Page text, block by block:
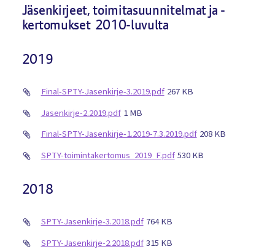
Jäsenkirjeet, toimitasuunnitelmat ja -
kertomukset 2010-luvulta
2019
Final-SPTY-Jasenkirje-3.2019.pdf 267 KB
Jasenkirje-2.2019.pdf 1 MB
Final-SPTY-Jasenkirje-1.2019-7.3.2019.pdf 208 KB
SPTY-toimintakertomus_2019_F.pdf 530 KB
2018
SPTY-Jasenkirje-3.2018.pdf 764 KB
SPTY-Jasenkirje-2.2018.pdf 315 KB